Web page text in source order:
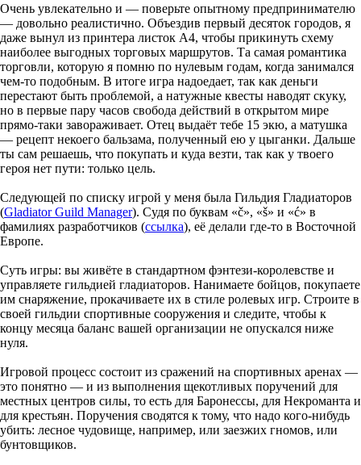
Очень увлекательно и — поверьте опытному предпринимателю
— довольно реалистично. Объездив первый десяток городов, я
даже вынул из принтера листок А4, чтобы прикинуть схему
наиболее выгодных торговых маршрутов. Та самая романтика
торговли, которую я помню по нулевым годам, когда занимался
чем-то подобным. В итоге игра надоедает, так как деньги
перестают быть проблемой, а натужные квесты наводят скуку,
но в первые пару часов свобода действий в открытом мире
прямо-таки завораживает. Отец выдаёт тебе 15 экю, а матушка
— рецепт некоего бальзама, полученный ею у цыганки. Дальше
ты сам решаешь, что покупать и куда везти, так как у твоего
героя нет пути: только цель.
Следующей по списку игрой у меня была Гильдия Гладиаторов
(Gladiator Guild Manager). Судя по буквам «č», «š» и «ć» в
фамилиях разработчиков (ссылка), её делали где-то в Восточной
Европе.
Суть игры: вы живёте в стандартном фэнтези-королевстве и
управляете гильдией гладиаторов. Нанимаете бойцов, покупаете
им снаряжение, прокачиваете их в стиле ролевых игр. Строите в
своей гильдии спортивные сооружения и следите, чтобы к
концу месяца баланс вашей организации не опускался ниже
нуля.
Игровой процесс состоит из сражений на спортивных аренах —
это понятно — и из выполнения щекотливых поручений для
местных центров силы, то есть для Баронессы, для Некроманта и
для крестьян. Поручения сводятся к тому, что надо кого-нибудь
убить: лесное чудовище, например, или заезжих гномов, или
бунтовщиков.